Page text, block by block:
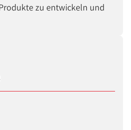
zu entwickeln und